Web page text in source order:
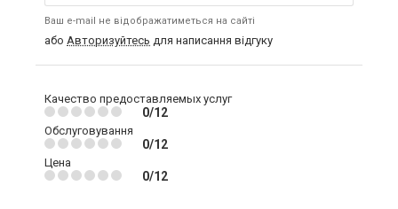
Ваш e-mail не відображатиметься на сайті
або Авторизуйтесь для написання відгуку
Качество предоставляемых услуг
0/12
Обслуговування
0/12
Цена
0/12